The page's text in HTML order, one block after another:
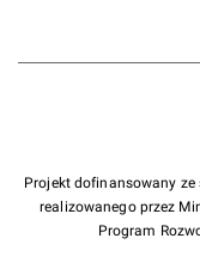
Projekt dofinansowany
realizowanego przez
Program